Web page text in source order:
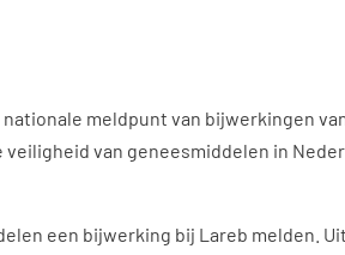
meldpunt van bijwerkingen
van geneesmiddelen in
een bijwerking bij Lareb melden.